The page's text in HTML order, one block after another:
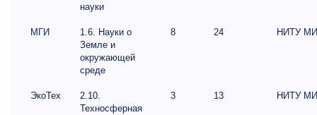
науки
МГИ
1.6. Науки о
Земле и
окружающей
среде
8 24 НИТУ
ЭкоТех
2.10.
Техносферная
3 13 НИТУ